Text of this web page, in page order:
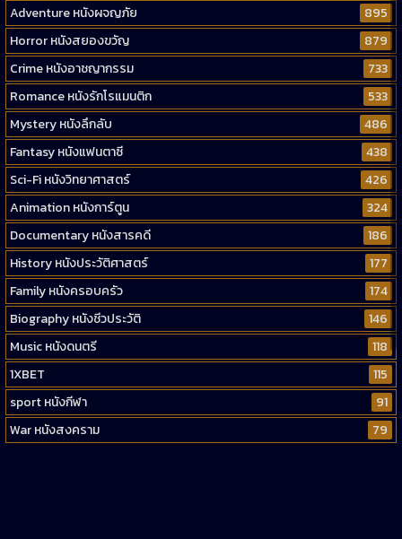
Adventure หนังผจญภัย
895
Horror หนังสยองขวัญ
879
Crime หนังอาชญากรรม
733
Romance หนังรักโรแมนติก
533
Mystery หนังลึกลับ
486
Fantasy หนังแฟนตาซี
438
Sci-Fi หนังวิทยาศาสตร์
426
Animation หนังการ์ตูน
324
Documentary หนังสารคดี
186
History หนังประวัติศาสตร์
177
Family หนังครอบครัว
174
Biography หนังชีวประวัติ
146
Music หนังดนตรี
118
1XBET
115
sport หนังกีฬา
91
War หนังสงคราม
79